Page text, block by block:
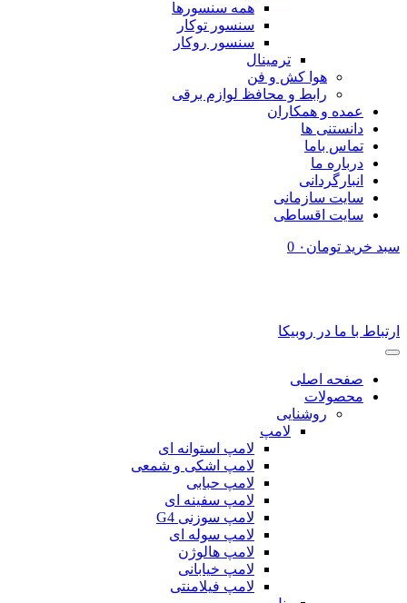
همه سنسورها
سنسور توکار
سنسور روکار
ترمینال
هوا کش و فن
رابط و محافظ لوازم برقی
عمده و همکاران
دانستنی ها
تماس باما
درباره ما
انبارگردانی
سایت سازمانی
سایت اقساطی
سبد خرید تومان ۰ 0
ارتباط با ما در روبیکا
صفحه اصلی
محصولات
روشنایی
لامپ
لامپ استوانه ای
لامپ اشکی و شمعی
لامپ حبابی
لامپ سفینه ای
لامپ سوزنی G4
لامپ سوله ای
لامپ هالوژن
لامپ خیابانی
لامپ فیلامنتی